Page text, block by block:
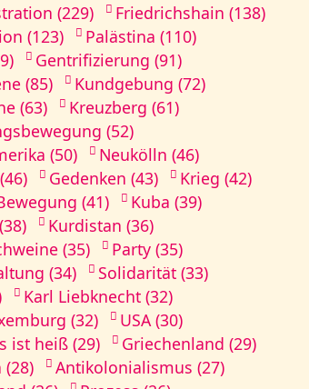
(229)
Friedrichshain (138)
(123)
Palästina (110)
Gentrifizierung (91)
(85)
Kundgebung (72)
(63)
Kreuzberg (61)
(52)
(50)
Neukölln (46)
Gedenken (43)
Krieg (42)
(41)
Kuba (39)
Kurdistan (36)
(35)
Party (35)
(34)
Solidarität (33)
Karl Liebknecht (32)
(32)
USA (30)
ist heiß (29)
Griechenland (29)
Antikolonialismus (27)